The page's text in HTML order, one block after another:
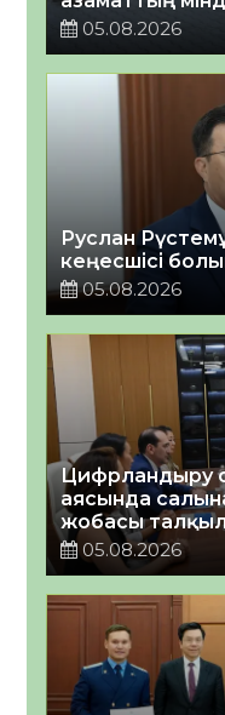
05.08.2026
Руслан
кеңесшісі
05.08.2026
Цифрландыру
аясында
жобасы
05.08.2026